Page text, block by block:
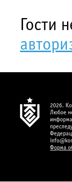
Гости
2026.
Любое
Форма